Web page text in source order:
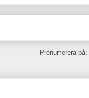
Prenumerera på: